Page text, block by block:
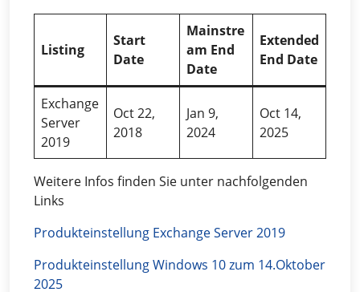
Listing
Start
Date
Mainstre
am End
Date
Extended
End Date
Exchange
Server
2019
Oct 22,
2018
Jan 9,
2024
Oct 14,
2025
Weitere Infos finden Sie unter nachfolgenden
Links
Produkteinstellung Exchange Server 2019
Produkteinstellung Windows 10 zum 14.Oktober
2025